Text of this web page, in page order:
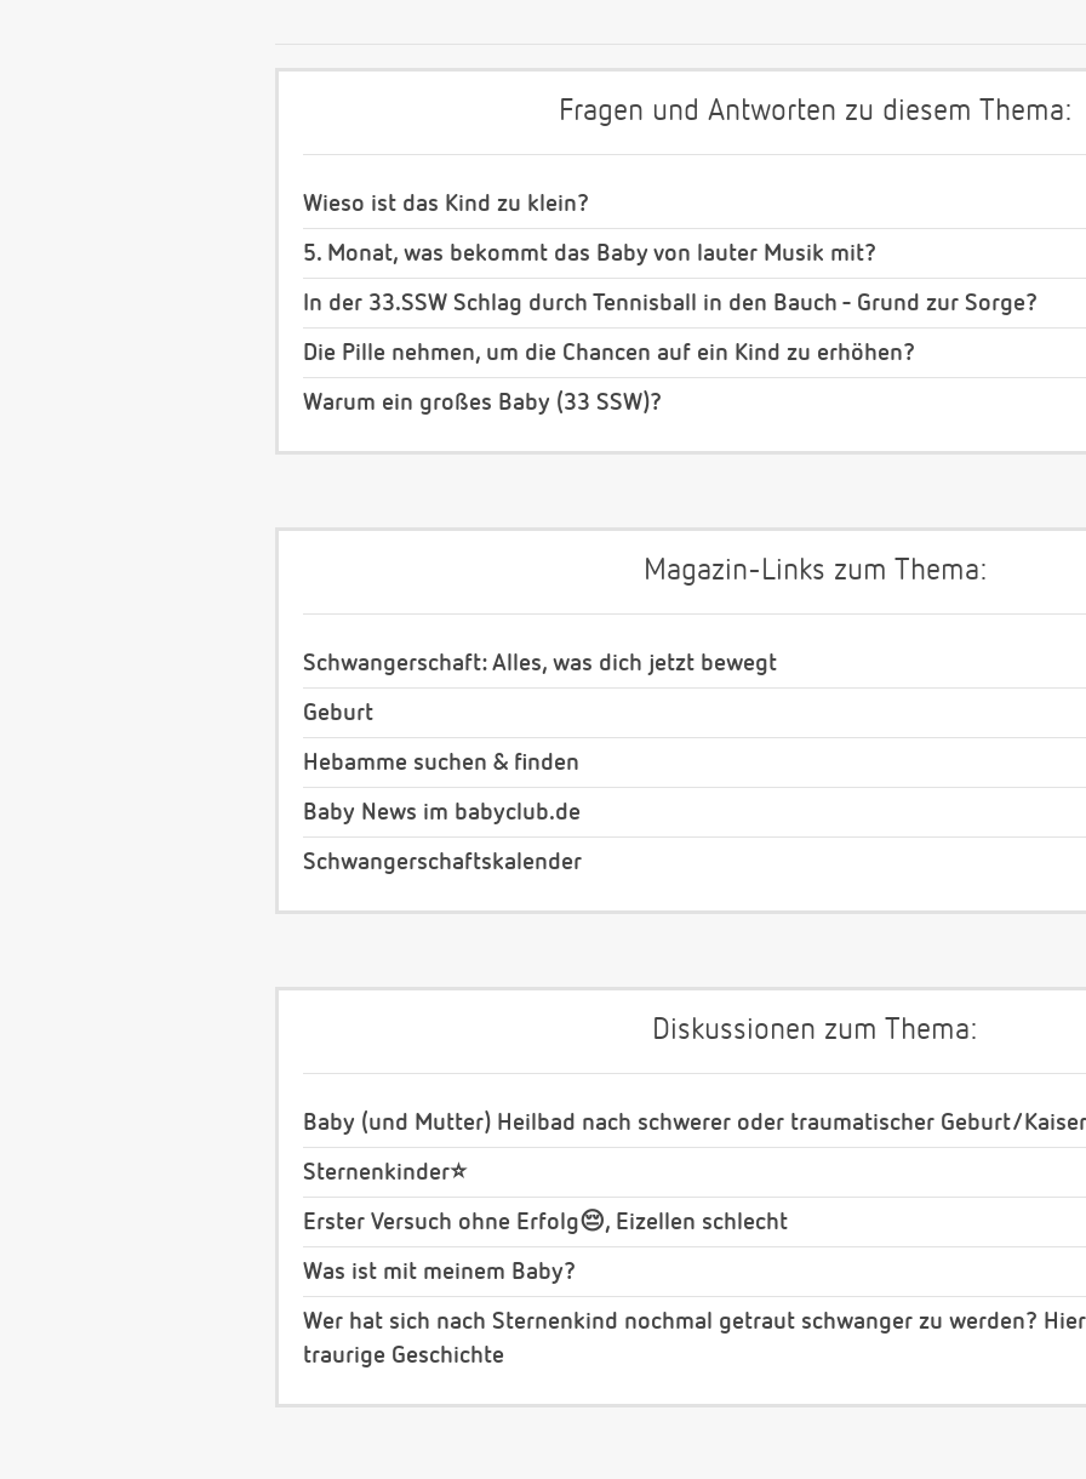
Fragen und Antworten zu diesem Thema:
Wieso ist das Kind zu klein?
5. Monat, was bekommt das Baby von lauter Musik mit?
In der 33.SSW Schlag durch Tennisball in den Bauch - Grund zur Sorge?
Die Pille nehmen, um die Chancen auf ein Kind zu erhöhen?
Warum ein großes Baby (33 SSW)?
Magazin-Links zum Thema:
Schwangerschaft: Alles, was dich jetzt bewegt
Geburt
Hebamme suchen & finden
Baby News im babyclub.de
Schwangerschaftskalender
Diskussionen zum Thema:
Baby (und Mutter) Heilbad nach schwerer oder traumatischer Geburt/
Sternenkinder⭐️
Erster Versuch ohne Erfolg😔, Eizellen schlecht
Was ist mit meinem Baby?
Wer hat sich nach Sternenkind nochmal getraut schwanger zu werden?
traurige Geschichte